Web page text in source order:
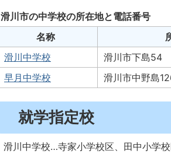
滑川市の中学校の所在地と電話番号
名称
滑川中学校
滑川市下島54
早月中学校
滑川市中野島
就学指定校
滑川中学校…寺家小学校区、田中小学